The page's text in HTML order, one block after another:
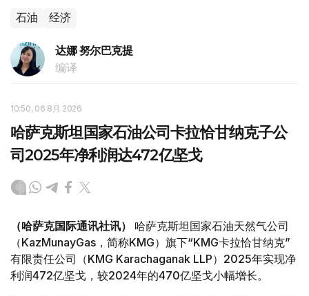
石油 经济
达娜 努尔巴克提
编译
10:50, 06 8月 2026
哈萨克斯坦国家石油公司卡拉恰甘纳克子公
司2025年净利润达472亿坚戈
（哈萨克国际通讯社讯）
哈萨克斯坦国家石油天然气公司
（KazMunayGas，简称KMG）旗下“KMG卡拉恰甘纳克”
有限责任公司（KMG Karachaganak LLP）2025年实现净
利润472亿坚戈，较2024年的470亿坚戈小幅增长。